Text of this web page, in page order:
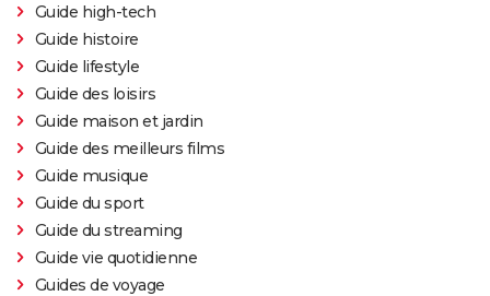
Guide high-tech
Guide histoire
Guide lifestyle
Guide des loisirs
Guide maison et jardin
Guide des meilleurs films
Guide musique
Guide du sport
Guide du streaming
Guide vie quotidienne
Guides de voyage